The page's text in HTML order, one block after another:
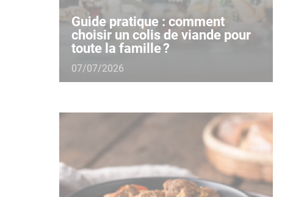
Guide pratique : comment
choisir un colis de viande pour
toute la famille ?
07/07/2026